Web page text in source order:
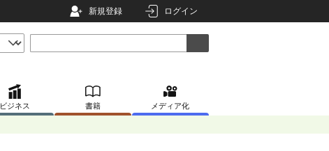
新規登録 ログイン
ビジネス 書籍 メディア化